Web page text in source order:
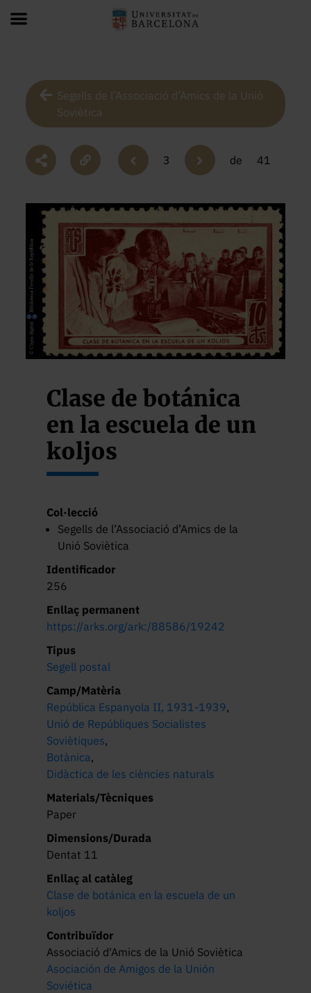
Segells de l’Associació d’Amics de la Unió
Soviètica
3 de 41
Clase de botánica
en la escuela de un
koljos
Col·lecció
Segells de l’Associació d’Amics de la
Unió Soviètica
Identificador
256
Enllaç permanent
https://arks.org/ark:/88586/19242
Tipus
Segell postal
Camp/Matèria
República Espanyola II, 1931-1939,
Unió de Repúbliques Socialistes
Soviètiques,
Botànica,
Didàctica de les ciències naturals
Materials/Tècniques
Paper
Dimensions/Durada
Dentat 11
Enllaç al catàleg
Clase de botánica en la escuela de un
koljos
Contribuïdor
Associació d'Amics de la Unió Soviètica
Asociación de Amigos de la Unión
Soviética